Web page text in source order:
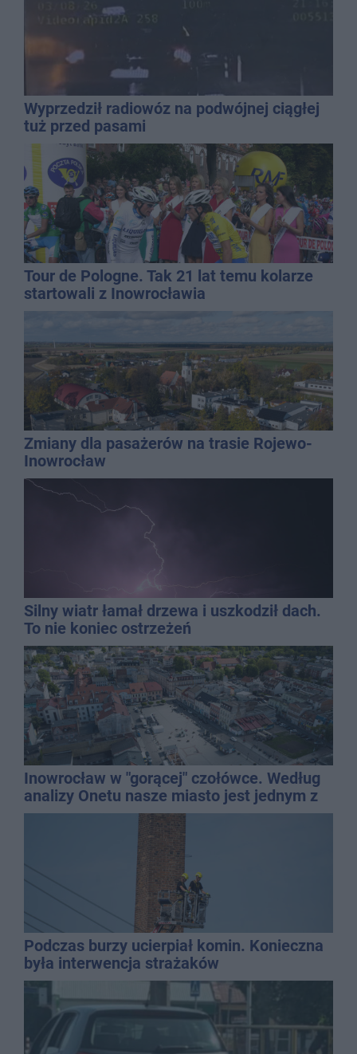
Wyprzedził radiowóz na podwójnej ciągłej
tuż przed pasami
Tour de Pologne. Tak 21 lat temu kolarze
startowali z Inowrocławia
Zmiany dla pasażerów na trasie Rojewo-
Inowrocław
Silny wiatr łamał drzewa i uszkodził dach.
To nie koniec ostrzeżeń
Inowrocław w "gorącej" czołówce. Według
analizy Onetu nasze miasto jest jednym z
najbardziej narażonych na upały
Podczas burzy ucierpiał komin. Konieczna
była interwencja strażaków